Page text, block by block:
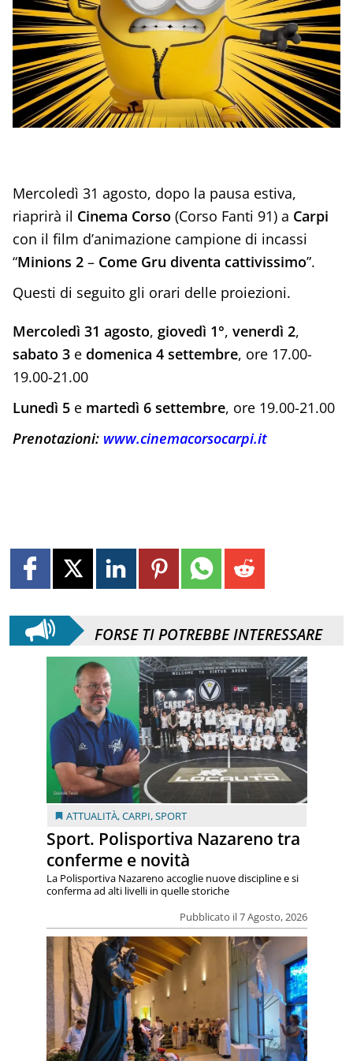
Mercoledì 31 agosto, dopo la pausa estiva,
riaprirà il Cinema Corso (Corso Fanti 91) a Carpi
con il film d’animazione campione di incassi
“Minions 2– Come Gru diventa cattivissimo”.
Questi di seguito gli orari delle proiezioni.
Mercoledì 31 agosto, giovedì 1°, venerdì 2,
sabato 3e domenica 4 settembre, ore 17.00-
19.00-21.00
Lunedì 5e martedì 6 settembre, ore 19.00-21.00
Prenotazioni: www.cinemacorsocarpi.it
FORSE TI POTREBBE INTERESSARE
ATTUALITÀ,CARPI,SPORT
Sport. Polisportiva Nazareno tra
conferme e novità
Pubblicato il 7 Agosto, 2026
La Polisportiva Nazareno accoglie nuove discipline e si
conferma ad alti livelli in quelle storiche